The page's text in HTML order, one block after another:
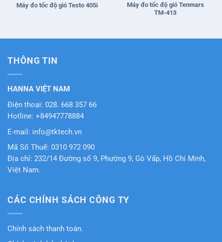
Máy đo tốc độ gió Testo 405i
Máy đo tốc độ gió Tenmars
TM-413
THÔNG TIN
HANNA VIỆT NAM
Điện thoại: 028. 668 357 66
Hotline: +84947778884
E-mail: info@tktech.vn
Mã Số Thuế: 0310 972 090
Địa chỉ: 232/14 Đường số 9, Phường 9, Gò Vấp, Hồ Chí Minh,
Việt Nam.
CÁC CHÍNH SÁCH CÔNG TY
Chính sách thanh toán.